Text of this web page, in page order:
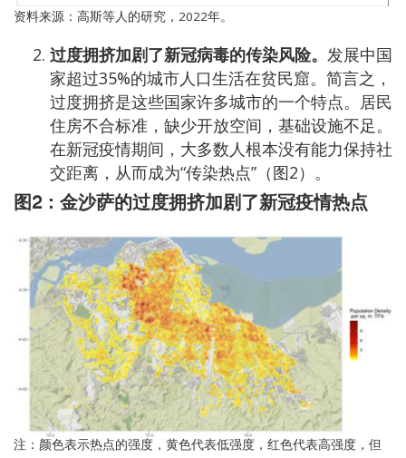
资料来源：高斯等人的研究，2022年。
过度拥挤加剧了新冠病毒的传染风险。 发展中国
家超过35%的城市人口生活在贫民窟。简言之，
过度拥挤是这些国家许多城市的一个特点。居民
住房不合标准，缺少开放空间，基础设施不足。
在新冠疫情期间，大多数人根本没有能力保持社
交距离，从而成为“传染热点”（图2）。
图2：金沙萨的过度拥挤加剧了新冠疫情热点
Image
注：颜色表示热点的强度，黄色代表低强度，红色代表高强度，但